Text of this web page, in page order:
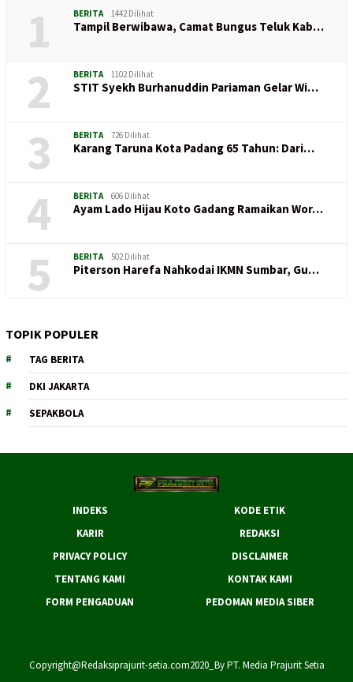
1 BERITA 1442 Dilihat
Tampil Berwibawa, Camat Bungus Teluk Kab…
2 BERITA 1102 Dilihat
STIT Syekh Burhanuddin Pariaman Gelar Wi…
3 BERITA 726 Dilihat
Karang Taruna Kota Padang 65 Tahun: Dari…
4 BERITA 606 Dilihat
Ayam Lado Hijau Koto Gadang Ramaikan Wor…
5 BERITA 502 Dilihat
Piterson Harefa Nahkodai IKMN Sumbar, Gu…
TOPIK POPULER
TAG BERITA
DKI JAKARTA
SEPAKBOLA
INDEKS
KODE ETIK
KARIR
REDAKSI
PRIVACY POLICY
DISCLAIMER
TENTANG KAMI
KONTAK KAMI
FORM PENGADUAN
PEDOMAN MEDIA SIBER
Copyright@Redaksiprajurit-setia.com2020_By PT. Media Prajurit Setia